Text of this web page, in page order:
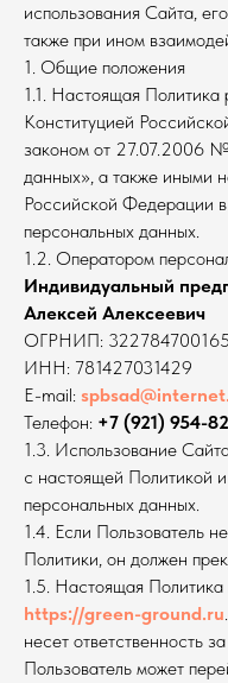
использования Сайта,
также при ином
1. Общие положения
1.1. Настоящая Политика
Конституцией
законом от 27.07.2006
данных», а также иными
Российской Федерации
персональных данных.
1.2. Оператором
Индивидуальный
Алексей Алексеевич
ОГРНИП:
ИНН: 781427031429
E-mail:
Телефон: +7 (921) 954-
1.3. Использование
с настоящей Политикой
персональных данных.
1.4. Если Пользователь
Политики, он должен
1.5. Настоящая Политика
https://green-ground.ru
несет ответственность
Пользователь может